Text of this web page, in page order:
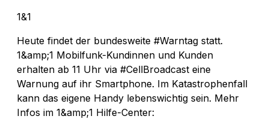
1&1
Heute findet der bundesweite #Warntag statt.
1&amp;1 Mobilfunk-Kundinnen und Kunden
erhalten ab 11 Uhr via #CellBroadcast eine
Warnung auf ihr Smartphone. Im Katastrophenfall
kann das eigene Handy lebenswichtig sein. Mehr
Infos im 1&amp;1 Hilfe-Center: